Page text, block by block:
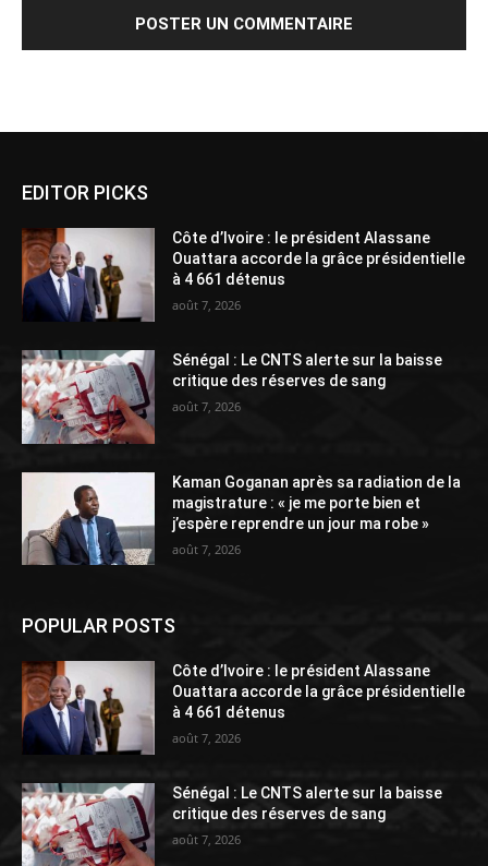
EDITOR PICKS
Côte d’Ivoire : le président Alassane
Ouattara accorde la grâce présidentielle
à 4 661 détenus
août 7, 2026
Sénégal : Le CNTS alerte sur la baisse
critique des réserves de sang
août 7, 2026
Kaman Goganan après sa radiation de la
magistrature : « je me porte bien et
j’espère reprendre un jour ma robe »
août 7, 2026
POPULAR POSTS
Côte d’Ivoire : le président Alassane
Ouattara accorde la grâce présidentielle
à 4 661 détenus
août 7, 2026
Sénégal : Le CNTS alerte sur la baisse
critique des réserves de sang
août 7, 2026